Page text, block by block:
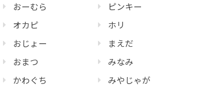
おーむら
オカピ
おじょー
おまつ
かわぐち
ピンキー
ホリ
まえだ
みなみ
みやじゃが